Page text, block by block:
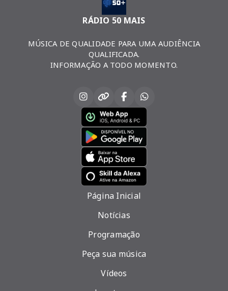
RÁDIO 50 MAIS
MÚSICA DE QUALIDADE PARA UMA AUDIÊNCIA
QUALIFICADA.
INFORMAÇÃO A TODO MOMENTO.
Página Inicial
Notícias
Programação
Peça sua música
Vídeos